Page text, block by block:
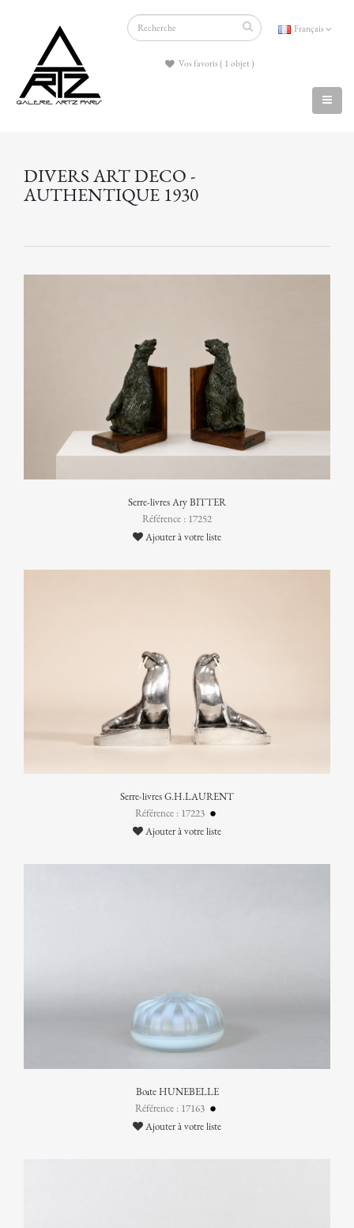
Français
Vos favoris ( 1 objet )
DIVERS ART DECO -
AUTHENTIQUE 1930
Serre-livres Ary BITTER
Référence : 17252
Ajouter à votre liste
Serre-livres G.H.LAURENT
Référence : 17223
Ajouter à votre liste
Boîte HUNEBELLE
Référence : 17163
Ajouter à votre liste